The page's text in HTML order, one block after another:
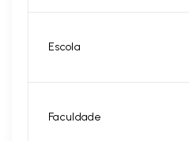
Escola
Faculdade